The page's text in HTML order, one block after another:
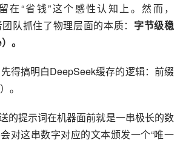
在“省钱”这个感性认知上。然而，
队抓住了物理层面的本质： 字节级稳
。
得搞明白DeepSeek缓存的逻辑：前缀
。
的提示词在机器面前就是一串极长的数
对这串数字对应的文本颁发一个“唯一